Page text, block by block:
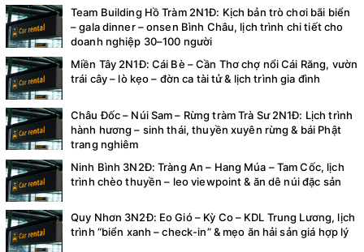
Team Building Hồ Tràm 2N1Đ: Kịch bản trò chơi bãi biển
– gala dinner – onsen Bình Châu, lịch trình chi tiết cho
doanh nghiệp 30–100 người
Miền Tây 2N1Đ: Cái Bè – Cần Thơ chợ nổi Cái Răng, vườn
trái cây – lò kẹo – đờn ca tài tử & lịch trình gia đình
Châu Đốc – Núi Sam – Rừng tràm Trà Sư 2N1Đ: Lịch trình
hành hương – sinh thái, thuyền xuyên rừng & bái Phật
trang nghiêm
Ninh Bình 3N2Đ: Tràng An – Hang Múa – Tam Cốc, lịch
trình chèo thuyền – leo viewpoint & ăn dê núi đặc sản
Quy Nhơn 3N2Đ: Eo Gió – Kỳ Co – KDL Trung Lương, lịch
trình “biển xanh – check-in” & mẹo ăn hải sản giá hợp lý